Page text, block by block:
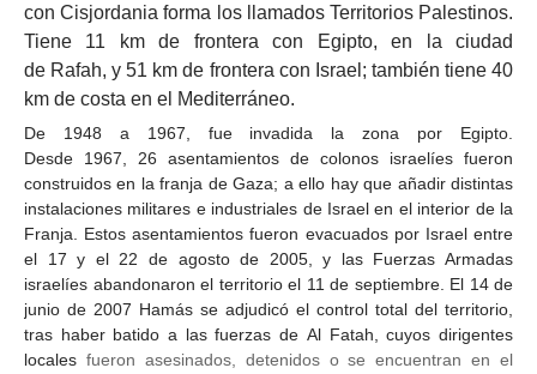
con Cisjordania forma los llamados Territorios Palestinos.
Tiene 11 km de frontera con Egipto, en la ciudad
de Rafah, y 51 km de frontera con Israel; también tiene 40
km de costa en el Mediterráneo.
De 1948 a 1967, fue invadida la zona por Egipto
Desde
1967
26 asentamientos de colonos israelíes fueron
construidos en la franja de Gaza; a ello hay que añadir distintas
instalaciones militares e industriales de Israel en el interior de la
Franja. Estos asentamientos fueron evacuados por Israel entre
el
17 y el 22 de agosto de 2005, y las Fuerzas Armadas
israelíes abandonaron el territorio el 11 de septiembre. El 14 de
junio de 2007 Hamás se adjudicó el control total del territorio,
tras haber batido a las fuerzas de Al Fatah , cuyos dirigentes
locales fueron asesinados, detenidos o se encuentran en el